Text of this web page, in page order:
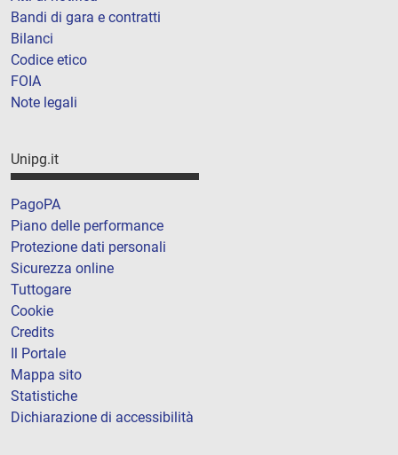
Bandi di gara e contratti
Bilanci
Codice etico
FOIA
Note legali
Unipg.it
PagoPA
Piano delle performance
Protezione dati personali
Sicurezza online
Tuttogare
Cookie
Credits
Il Portale
Mappa sito
Statistiche
Dichiarazione di accessibilità